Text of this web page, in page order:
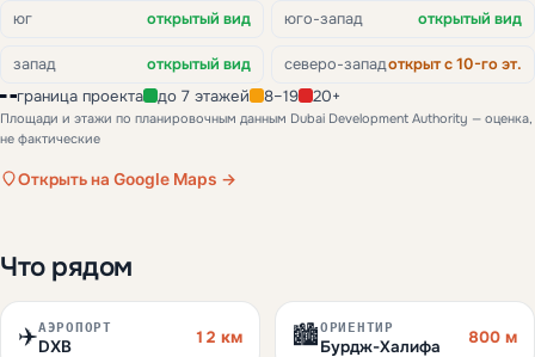
юг открытый вид юго-запад открытый вид
запад открытый вид северо-западоткрыт с 10-го эт.
граница проекта до 7 этажей 8–19 20+
Площади и этажи по планировочным данным Dubai Development Authority — оценка,
не фактические
Открыть на Google Maps →
Что рядом
✈️АЭРОПОРТ
DXB 12 км 🏙️ОРИЕНТИР
Бурдж-Халифа 800 м